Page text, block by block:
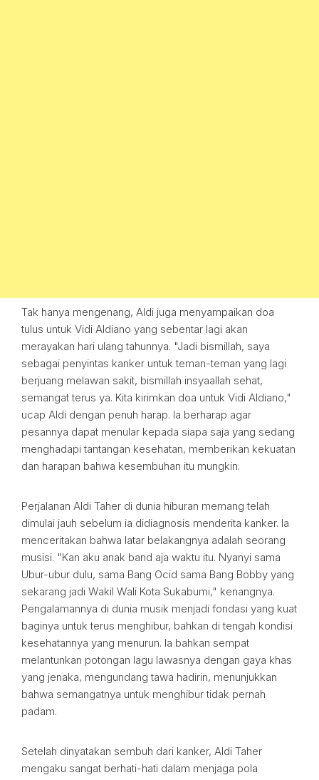
Tak hanya mengenang, Aldi juga menyampaikan doa
tulus untuk Vidi Aldiano yang sebentar lagi akan
merayakan hari ulang tahunnya. "Jadi bismillah, saya
sebagai penyintas kanker untuk teman-teman yang lagi
berjuang melawan sakit, bismillah insyaallah sehat,
semangat terus ya. Kita kirimkan doa untuk Vidi Aldiano,"
ucap Aldi dengan penuh harap. Ia berharap agar
pesannya dapat menular kepada siapa saja yang sedang
menghadapi tantangan kesehatan, memberikan kekuatan
dan harapan bahwa kesembuhan itu mungkin.
Perjalanan Aldi Taher di dunia hiburan memang telah
dimulai jauh sebelum ia didiagnosis menderita kanker. Ia
menceritakan bahwa latar belakangnya adalah seorang
musisi. "Kan aku anak band aja waktu itu. Nyanyi sama
Ubur-ubur dulu, sama Bang Ocid sama Bang Bobby yang
sekarang jadi Wakil Wali Kota Sukabumi," kenangnya.
Pengalamannya di dunia musik menjadi fondasi yang kuat
baginya untuk terus menghibur, bahkan di tengah kondisi
kesehatannya yang menurun. Ia bahkan sempat
melantunkan potongan lagu lawasnya dengan gaya khas
yang jenaka, mengundang tawa hadirin, menunjukkan
bahwa semangatnya untuk menghibur tidak pernah
padam.
Setelah dinyatakan sembuh dari kanker, Aldi Taher
mengaku sangat berhati-hati dalam menjaga pola